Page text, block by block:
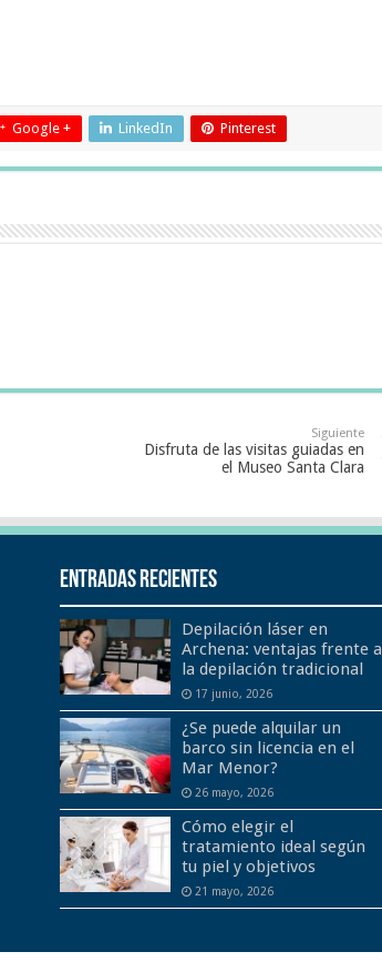
Google + LinkedIn Pinterest
Siguiente
Disfruta de las visitas guiadas en
el Museo Santa Clara
Entradas recientes
Depilación láser en
Archena: ventajas frente a
la depilación tradicional
17 junio, 2026
¿Se puede alquilar un
barco sin licencia en el
Mar Menor?
26 mayo, 2026
Cómo elegir el
tratamiento ideal según
tu piel y objetivos
21 mayo, 2026